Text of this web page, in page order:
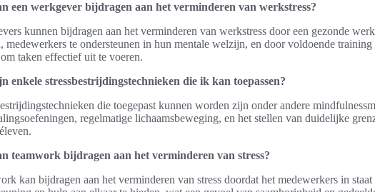
een werkgever bijdragen aan het verminderen van werkstress?
kunnen bijdragen aan het verminderen van werkstress door een gezonde
medewerkers te ondersteunen in hun mentale welzijn, en door voldoende
taken effectief uit te voeren.
enkele stressbestrijdingstechnieken die ik kan toepassen?
die toegepast kunnen worden zijn onder andere
regelmatige lichaamsbeweging, en het stellen van duidelijke
teamwork bijdragen aan het verminderen van stress?
kan bijdragen aan het verminderen van stress doordat het medewerkers in staat